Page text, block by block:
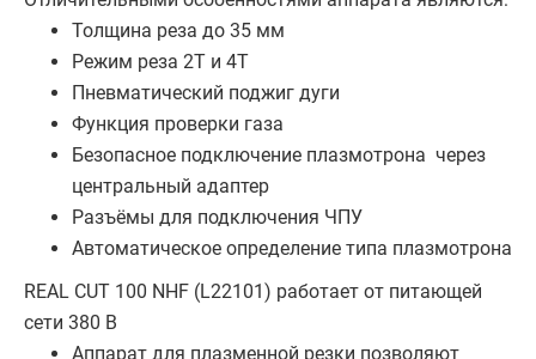
Толщина реза до 35 мм
Режим реза 2Т и 4Т
Пневматический поджиг дуги
Функция проверки газа
Безопасное подключение плазмотрона через
центральный адаптер
Разъёмы для подключения ЧПУ
Автоматическое определение типа плазмотрона
REAL CUT 100 NHF (L22101) работает от питающей
сети 380 В
Аппарат для плазменной резки позволяют